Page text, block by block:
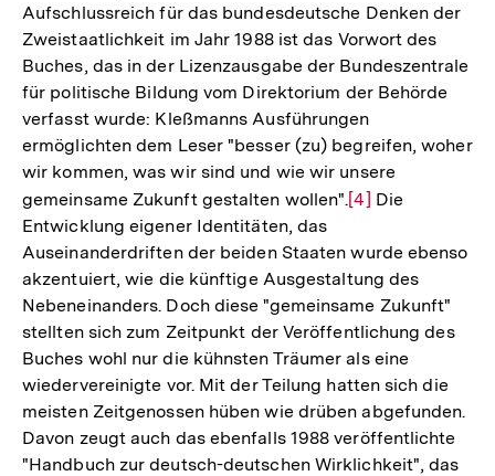
Aufschlussreich für das bundesdeutsche Denken der
Zweistaatlichkeit im Jahr 1988 ist das Vorwort des
Buches, das in der Lizenzausgabe der Bundeszentrale
für politische Bildung vom Direktorium der Behörde
verfasst wurde: Kleßmanns Ausführungen
ermöglichten dem Leser "besser (zu) begreifen, woher
wir kommen, was wir sind und wie wir unsere
gemeinsame Zukunft gestalten wollen".Zur
der
Fußnote
[4] Die
Entwicklung eigener Identitäten, das
Auseinanderdriften der beiden Staaten wurde ebenso
akzentuiert, wie die künftige Ausgestaltung des
Nebeneinanders. Doch diese "gemeinsame Zukunft"
stellten sich zum Zeitpunkt der Veröffentlichung des
Buches wohl nur die kühnsten Träumer als eine
wiedervereinigte vor. Mit der Teilung hatten sich die
meisten Zeitgenossen hüben wie drüben abgefunden.
Davon zeugt auch das ebenfalls 1988 veröffentlichte
"Handbuch zur deutsch-deutschen Wirklichkeit", das